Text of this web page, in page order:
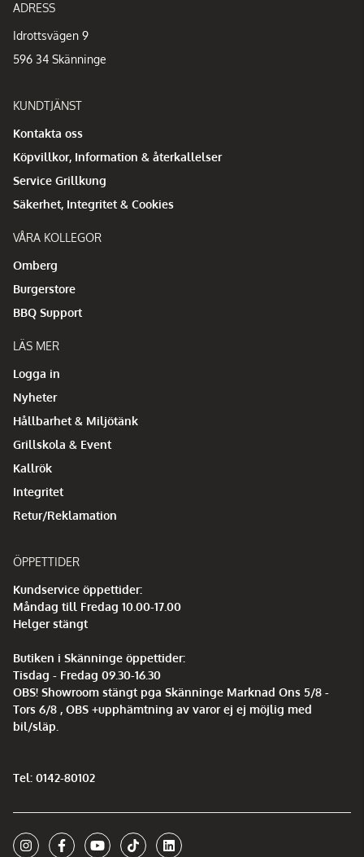
ADRESS
Idrottsvägen 9
596 34 Skänninge
KUNDTJÄNST
Kontakta oss
Köpvillkor, Information & återkallelser
Service Grillkung
Säkerhet, Integritet & Cookies
VÅRA KOLLEGOR
Omberg
Burgerstore
BBQ Support
LÄS MER
Logga in
Nyheter
Hållbarhet & Miljötänk
Grillskola & Event
Kallrök
Integritet
Retur/Reklamation
ÖPPETTIDER
Kundservice öppettider:
Måndag till Fredag 10.00-17.00
Helger stängt
Butiken i Skänninge öppettider:
Tisdag - Fredag 09.30-16.30
OBS! Showroom stängt pga Skänninge Marknad Ons 5/8 -
Tors 6/8 , OBS +upphämtning av varor ej ej möjlig med
bil/släp.
Tel: 0142-80102